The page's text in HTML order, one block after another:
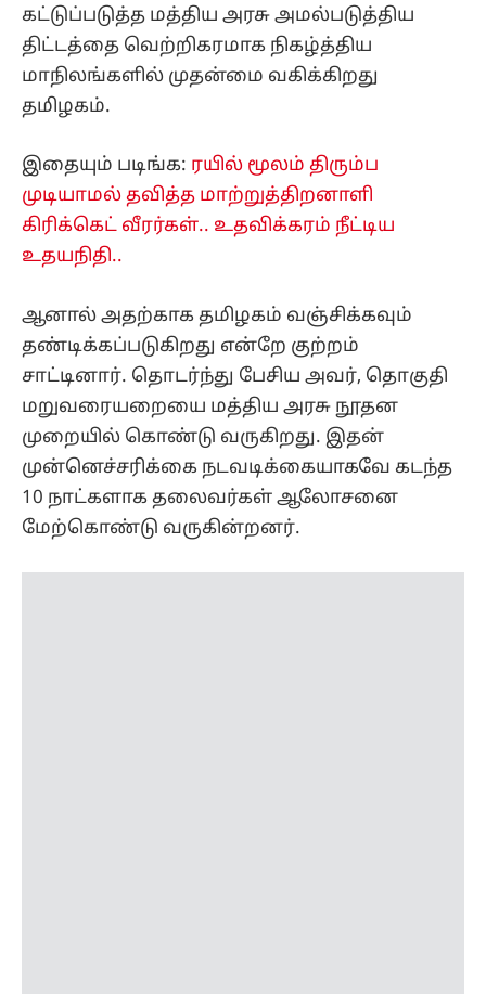
இதையும் படிங்க:ரயில் மூலம் திரும்ப
முடியாமல் தவித்த மாற்றுத்திறனாளி
கிரிக்கெட் வீரர்கள்.. உதவிக்கரம் நீட்டிய
உதயநிதி..
ஆனால் அதற்காக தமிழகம் வஞ்சிக்கவும்
தண்டிக்கப்படுகிறது என்றே குற்றம்
சாட்டினார். தொடர்ந்து பேசிய அவர், தொகுதி
மறுவரையறையை மத்திய அரசு நூதன
முறையில் கொண்டு வருகிறது. இதன்
முன்னெச்சரிக்கை நடவடிக்கையாகவே கடந்த
10 நாட்களாக தலைவர்கள் ஆலோசனை
மேற்கொண்டு வருகின்றனர்.